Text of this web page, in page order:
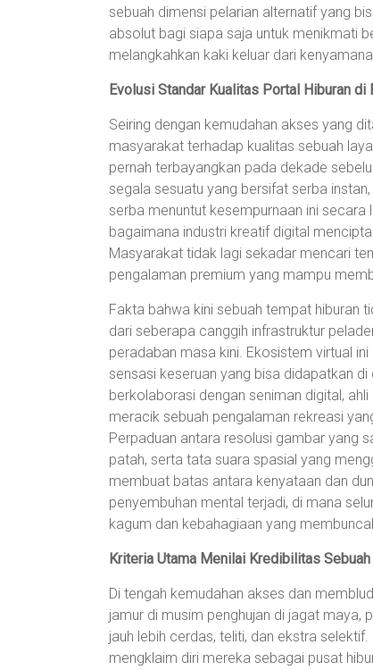
sebuah dimensi pelarian alternatif yang
absolut bagi siapa saja untuk menikmati
melangkahkan kaki keluar dari
Evolusi Standar Kualitas Portal Hiburan di
Seiring dengan kemudahan akses yang
masyarakat terhadap kualitas sebuah
pernah terbayangkan pada dekade
segala sesuatu yang bersifat serba
serba menuntut kesempurnaan ini
bagaimana industri kreatif digital
Masyarakat tidak lagi sekadar mencari
pengalaman premium yang mampu
Fakta bahwa kini sebuah tempat hiburan
dari seberapa canggih infrastruktur
peradaban masa kini. Ekosistem virtual
sensasi keseruan yang bisa didapatkan
berkolaborasi dengan seniman digital,
meracik sebuah pengalaman rekreasi
Perpaduan antara resolusi gambar yang
patah, serta tata suara spasial yang
membuat batas antara kenyataan dan
penyembuhan mental terjadi, di mana
kagum dan kebahagiaan yang
Kriteria Utama Menilai Kredibilitas
Di tengah kemudahan akses dan
jamur di musim penghujan di jagat maya,
jauh lebih cerdas, teliti, dan ekstra
mengklaim diri mereka sebagai pusat